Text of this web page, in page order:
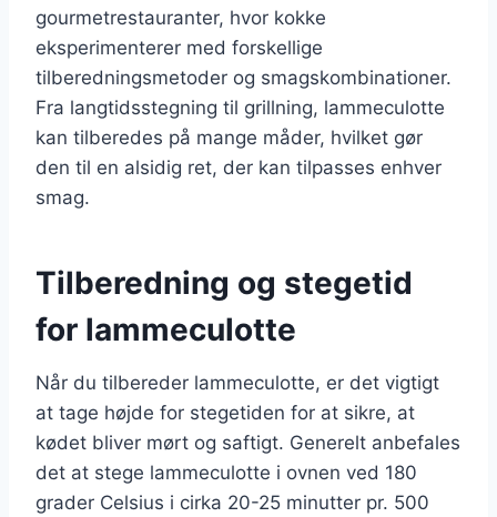
gourmetrestauranter, hvor kokke
eksperimenterer med forskellige
tilberedningsmetoder og smagskombinationer.
Fra langtidsstegning til grillning, lammeculotte
kan tilberedes på mange måder, hvilket gør
den til en alsidig ret, der kan tilpasses enhver
smag.
Tilberedning og stegetid
for lammeculotte
Når du tilbereder lammeculotte, er det vigtigt
at tage højde for stegetiden for at sikre, at
kødet bliver mørt og saftigt. Generelt anbefales
det at stege lammeculotte i ovnen ved 180
grader Celsius i cirka 20-25 minutter pr. 500